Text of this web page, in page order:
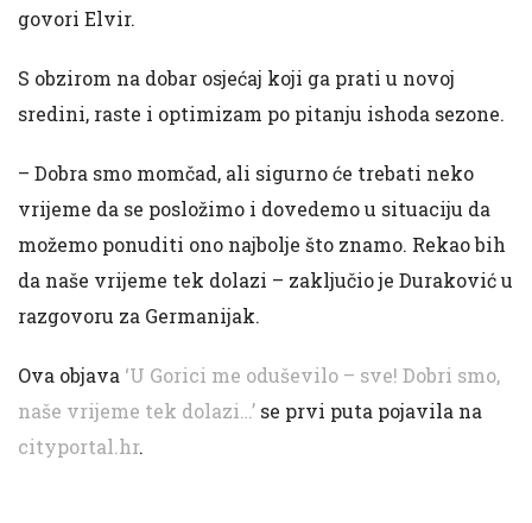
govori Elvir.
S obzirom na dobar osjećaj koji ga prati u novoj
sredini, raste i optimizam po pitanju ishoda sezone.
– Dobra smo momčad, ali sigurno će trebati neko
vrijeme da se posložimo i dovedemo u situaciju da
možemo ponuditi ono najbolje što znamo. Rekao bih
da naše vrijeme tek dolazi – zaključio je Duraković u
razgovoru za Germanijak.
Ova objava ‘U Gorici me oduševilo – sve! Dobri smo,
naše vrijeme tek dolazi…’ se prvi puta pojavila na
cityportal.hr.